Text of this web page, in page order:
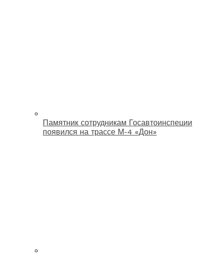
Памятник сотрудникам Госавтоинспеции
появился на трассе М-4 «Дон»